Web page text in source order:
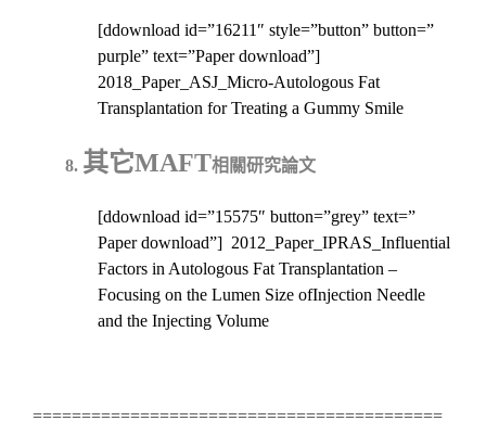
[ddownload id=”16211″ style=”button” button=”
purple” text=”Paper download”]
2018_Paper_ASJ_Micro-Autologous Fat
Transplantation for Treating a Gummy Smile
8. 其它MAFT相關研究論文
[ddownload id=”15575″ button=”grey” text=”
Paper download”] 2012_Paper_IPRAS_Influential
Factors in Autologous Fat Transplantation –
Focusing on the Lumen Size ofInjection Needle
and the Injecting Volume
==========================================